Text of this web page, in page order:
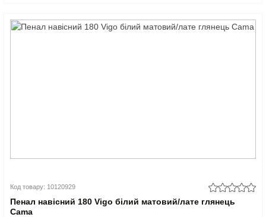
Код товару: 10120929
Пенал навісний 180 Vigo білий матовий/лате глянець
Cama